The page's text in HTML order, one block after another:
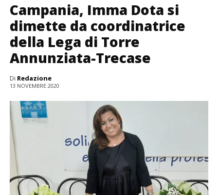
Campania, Imma Dota si
dimette da coordinatrice
della Lega di Torre
Annunziata-Trecase
Di Redazione
13 NOVEMBRE 2020